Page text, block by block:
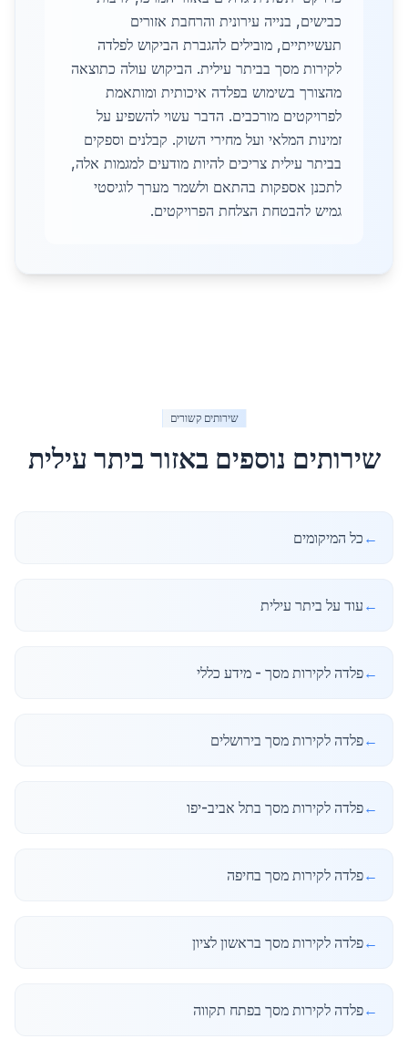
כבישים, בנייה עירונית והרחבת אזורים
תעשייתיים, מובילים להגברת הביקוש לפלדה
לקירות מסך בביתר עילית. הביקוש עולה כתוצאה
מהצורך בשימוש בפלדה איכותית ומותאמת
לפרויקטים מורכבים. הדבר עשוי להשפיע על
זמינות המלאי ועל מחירי השוק. קבלנים וספקים
בביתר עילית צריכים להיות מודעים למגמות אלה,
לתכנן אספקות בהתאם ולשמר מערך לוגיסטי
גמיש להבטחת הצלחת הפרויקטים.
שירותים קשורים
שירותים נוספים באזורביתר עילית
← כל המיקומים
← עוד על ביתר עילית
←פלדה לקירות מסך - מידע כללי
←פלדה לקירות מסך בירושלים
←פלדה לקירות מסך בתל אביב-יפו
←פלדה לקירות מסך בחיפה
←פלדה לקירות מסך בראשון לציון
←פלדה לקירות מסך בפתח תקווה